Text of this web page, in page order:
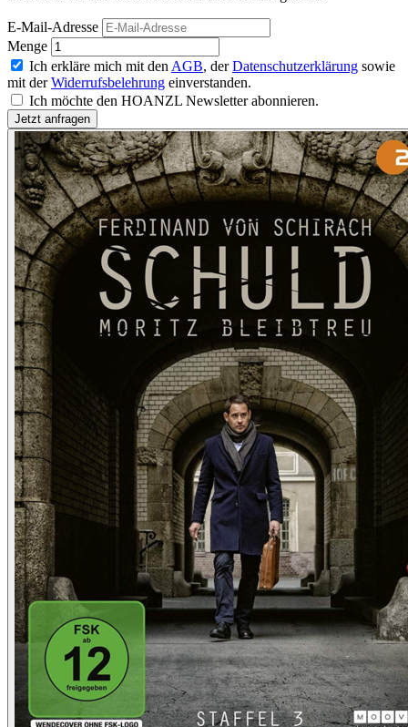
E-Mail-Adresse
Menge
Ich erkläre mich mit den AGB, derDatenschutzerklärung sowie
mit derWiderrufsbelehrung einverstanden.
Ich möchte den HOANZL Newsletter abonnieren.